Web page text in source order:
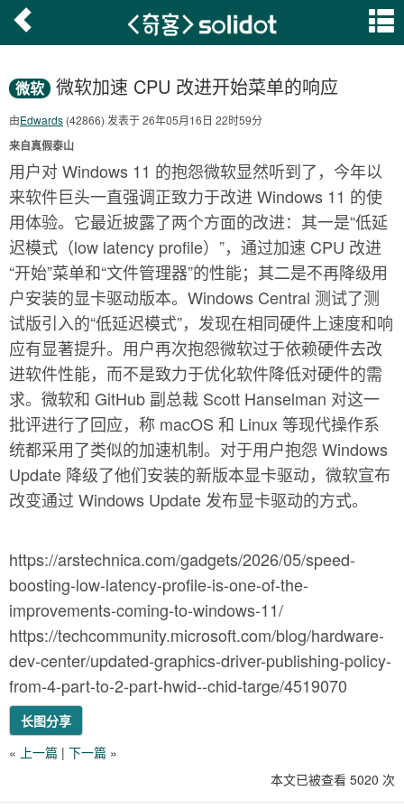
微软 微软加速 CPU 改进开始菜单的响应
由Edwards (42866) 发表于 26年05月16日 22时59分
来自真假泰山
用户对 Windows 11 的抱怨微软显然听到了，今年以
来软件巨头一直强调正致力于改进 Windows 11 的使
用体验。它最近披露了两个方面的改进：其一是“低延
迟模式（low latency profile）”，通过加速 CPU 改进
“开始”菜单和“文件管理器”的性能；其二是不再降级用
户安装的显卡驱动版本。Windows Central 测试了测
试版引入的“低延迟模式”，发现在相同硬件上速度和响
应有显著提升。用户再次抱怨微软过于依赖硬件去改
进软件性能，而不是致力于优化软件降低对硬件的需
求。微软和 GitHub 副总裁 Scott Hanselman 对这一
批评进行了回应，称 macOS 和 Linux 等现代操作系
统都采用了类似的加速机制。对于用户抱怨 Windows
Update 降级了他们安装的新版本显卡驱动，微软宣布
改变通过 Windows Update 发布显卡驱动的方式。
https://arstechnica.com/gadgets/2026/05/speed-
boosting-low-latency-profile-is-one-of-the-
improvements-coming-to-windows-11/
https://techcommunity.microsoft.com/blog/hardware-
dev-center/updated-graphics-driver-publishing-policy-
from-4-part-to-2-part-hwid--chid-targe/4519070
长图分享
« 上一篇 | 下一篇 »
本文已被查看 5020 次